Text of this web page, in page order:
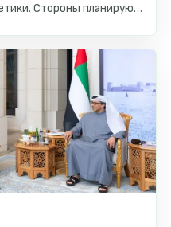
Стороны планируют
для электромобилей и
территории